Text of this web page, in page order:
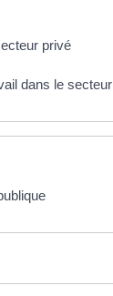
privé
dans le